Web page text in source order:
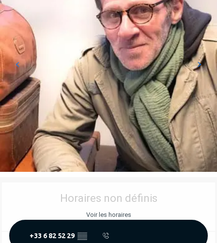
OUVERTURE ET COORDONNÉES
Horaires non définis
Voir les horaires
+33 6 82 52 29 ▒▒